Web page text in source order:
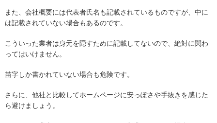
また、会社概要には代表者氏名も記載されているものですが、中に
は記載されていない場合もあるのです。
こういった業者は身元を隠すために記載してないので、絶対に関わ
ってはいけません。
苗字しか書かれていない場合も危険です。
さらに、他社と比較してホームページに安っぽさや手抜きを感じた
ら避けましょう。